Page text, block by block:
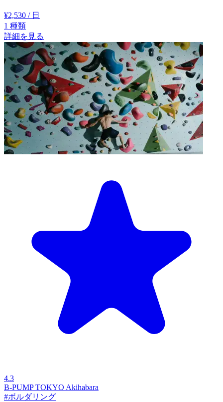
¥2,530 / 日
1 種類
詳細を見る
4.3
B-PUMP TOKYO Akihabara
#ボルダリング